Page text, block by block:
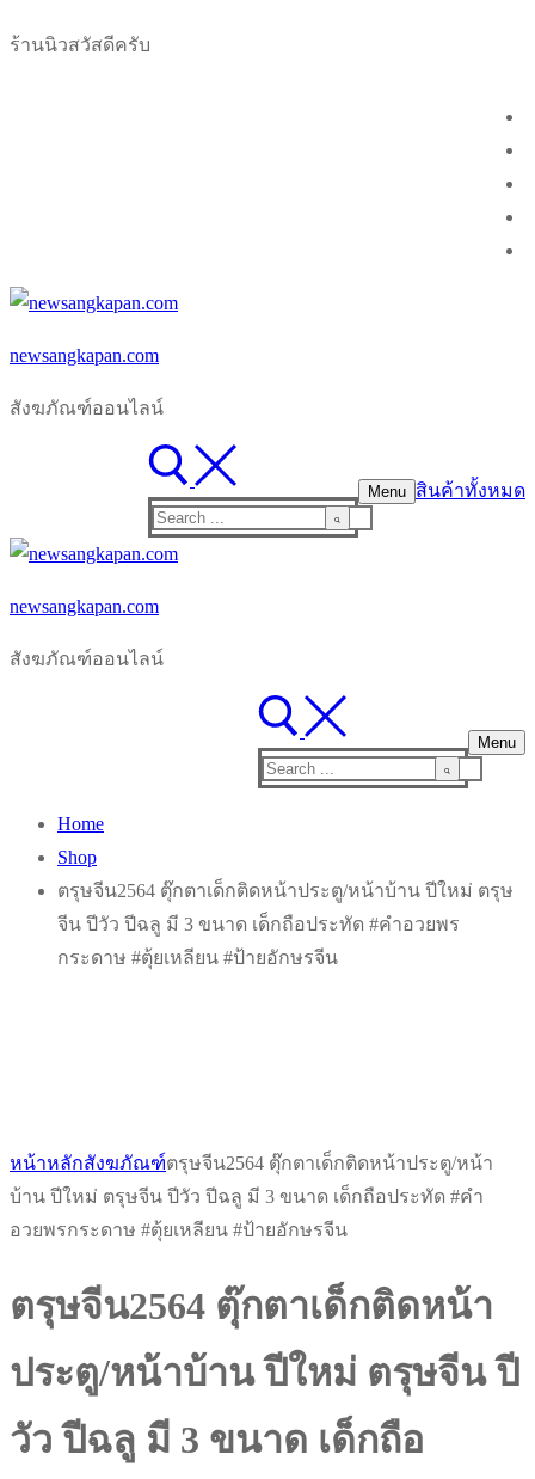
to
ร้านนิวสวัสดีครับ
newsangkapan.com
สังฆภัณฑ์ออนไลน์
Search
for:
Menu สินค้าทั้งหมด
newsangkapan.com
สังฆภัณฑ์ออนไลน์
Search
Menu
Home
Shop
ตรุษจีน2564 ตุ๊กตาเด็กติดหน้าประตู/หน้าบ้าน ปีใหม่ ตรุษ
จีน ปีวัว ปีฉลู มี 3 ขนาด เด็กถือประทัด #คำอวยพร
กระดาษ #ตุ้ยเหลียน #ป้ายอักษรจีน
หน้าหลักสังฆภัณฑ์ตรุษจีน2564 ตุ๊กตาเด็กติดหน้าประตู/หน้า
บ้าน ปีใหม่ ตรุษจีน ปีวัว ปีฉลู มี 3 ขนาด เด็กถือประทัด #คำ
อวยพรกระดาษ #ตุ้ยเหลียน #ป้ายอักษรจีน
ตรุษจีน2564 ตุ๊กตาเด็กติดหน้า
ประตู/หน้าบ้าน ปีใหม่ ตรุษจีน ปี
วัว ปีฉลู มี 3 ขนาด เด็กถือ